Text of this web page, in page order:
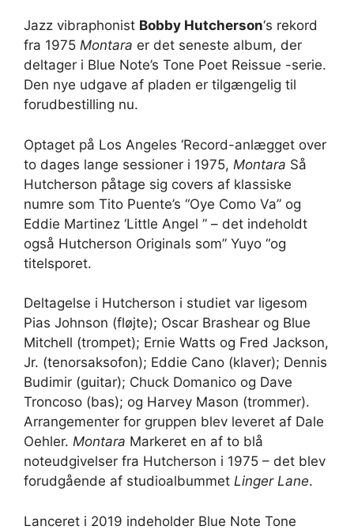
Jazz vibraphonist Bobby Hutcherson‘s rekord
fra 1975 Montara er det seneste album, der
deltager i Blue Note’s Tone Poet Reissue -serie.
Den nye udgave af pladen er tilgængelig til
forudbestilling nu.
Optaget på Los Angeles ‘Record-anlægget over
to dages lange sessioner i 1975, Montara Så
Hutcherson påtage sig covers af klassiske
numre som Tito Puente’s “Oye Como Va” og
Eddie Martinez ‘Little Angel ” – det indeholdt
også Hutcherson Originals som” Yuyo “og
titelsporet.
Deltagelse i Hutcherson i studiet var ligesom
Pias Johnson (fløjte); Oscar Brashear og Blue
Mitchell (trompet); Ernie Watts og Fred Jackson,
Jr. (tenorsaksofon); Eddie Cano (klaver); Dennis
Budimir (guitar); Chuck Domanico og Dave
Troncoso (bas); og Harvey Mason (trommer).
Arrangementer for gruppen blev leveret af Dale
Oehler. Montara Markeret en af to blå
noteudgivelser fra Hutcherson i 1975 – det blev
forudgående af studioalbummet Linger Lane.
Lanceret i 2019 indeholder Blue Note Tone